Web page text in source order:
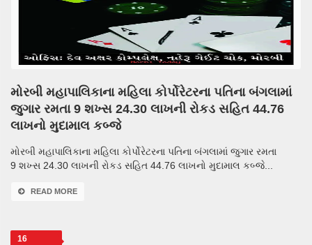
મોરબી મહાપાલિકાના મહિલા કોર્પોરેટરના પતિના બંગલામાં
જુગાર રમતા 9 શખ્સ 24.30 લાખની રોકડ સહિત 44.76
લાખનો મુદામાલ કબ્જે
મોરબી મહાપાલિકાના મહિલા કોર્પોરેટરના પતિના બંગલામાં જુગાર રમતા
9 શખ્સ 24.30 લાખની રોકડ સહિત 44.76 લાખનો મુદામાલ કબ્જે...
READ MORE
16